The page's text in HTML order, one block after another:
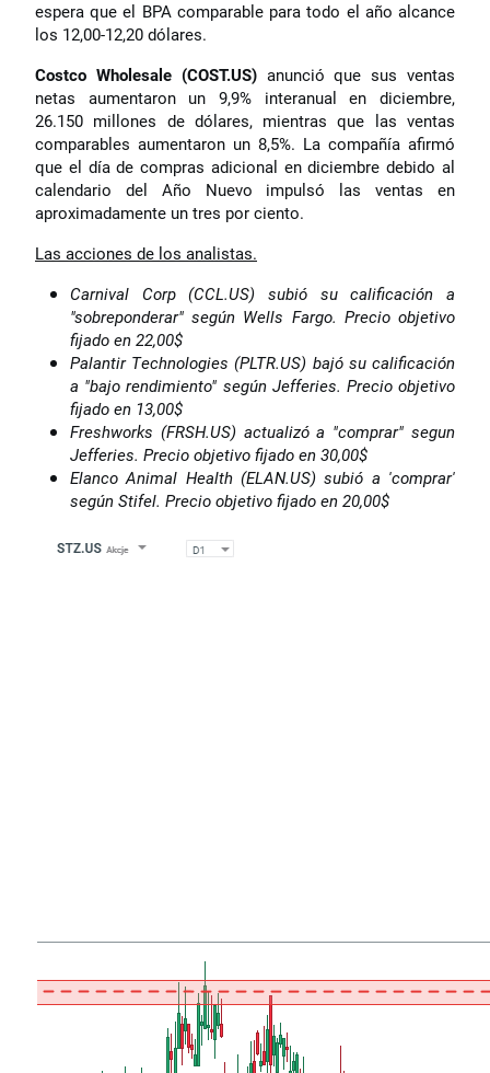
espera que el BPA comparable para todo el año alcance
los 12,00-12,20 dólares.
Costco Wholesale (COST.US) anunció que sus ventas
netas aumentaron un 9,9% interanual en diciembre,
26.150 millones de dólares, mientras que las ventas
comparables aumentaron un 8,5%. La compañía afirmó
que el día de compras adicional en diciembre debido al
calendario del Año Nuevo impulsó las ventas en
aproximadamente un tres por ciento.
Las acciones de los analistas.
Carnival Corp (CCL.US) subió su calificación a
"sobreponderar" según Wells Fargo. Precio objetivo
fijado en 22,00$
Palantir Technologies (PLTR.US) bajó su calificación
a "bajo rendimiento" según Jefferies. Precio objetivo
fijado en 13,00$
Freshworks (FRSH.US) actualizó a "comprar" segun
Jefferies. Precio objetivo fijado en 30,00$
Elanco Animal Health (ELAN.US) subió a 'comprar'
según Stifel. Precio objetivo fijado en 20,00$